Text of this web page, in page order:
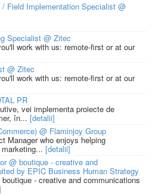
Field Implementation Specialist @
Specialist @ Zitec
work with us: remote-first or at our
@ Zitec
work with us: remote-first or at our
PR
vei implementa proiecte de
în... [detalii]
@ Flaminjoy Group
Manager who enjoys helping
[detalii]
@ boutique - creative and
by EPIC Business Human Strategy
- creative and communications